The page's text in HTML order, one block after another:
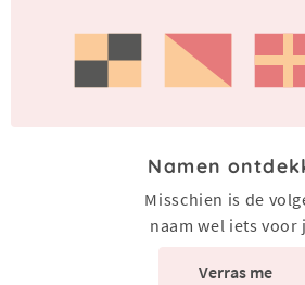
Namen
Misschien is de
naam wel iets voor
Verras me